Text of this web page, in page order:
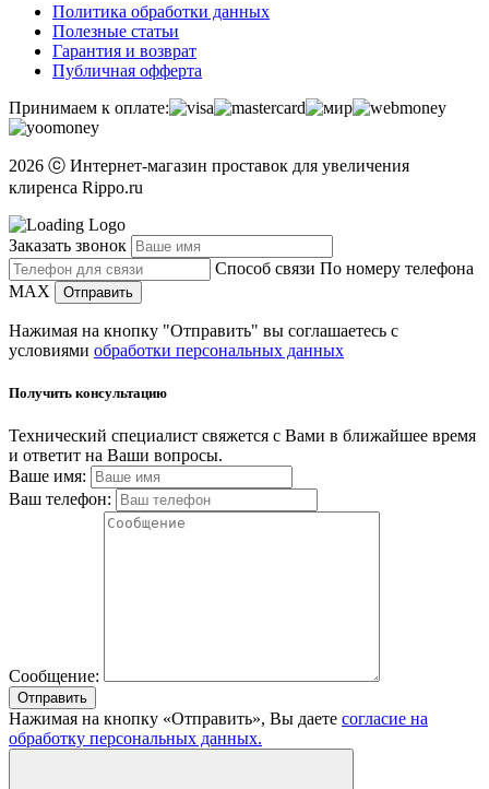
Политика обработки данных
Полезные статьи
Гарантия и возврат
Публичная офферта
Принимаем к оплате:
2026 ⓒ Интернет-магазин проставок для увеличения
клиренса Rippo.ru
Заказать звонок
Способ связи По номеру телефона
MAX
Отправить
Нажимая на кнопку "Отправить" вы соглашаетесь с
условиями обработки персональных данных
Получить консультацию
Технический специалист свяжется с Вами в ближайшее время
и ответит на Ваши вопросы.
Ваше имя:
Ваш телефон:
Сообщение:
Отправить
Нажимая на кнопку «Отправить», Вы даете согласие на
обработку персональных данных.